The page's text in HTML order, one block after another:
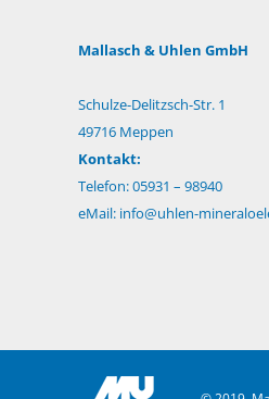
Mallasch & Uhlen GmbH
Schulze-Delitzsch-Str. 1
49716 Meppen
Kontakt:
Telefon: 05931 – 98940
eMail: info@uhlen-